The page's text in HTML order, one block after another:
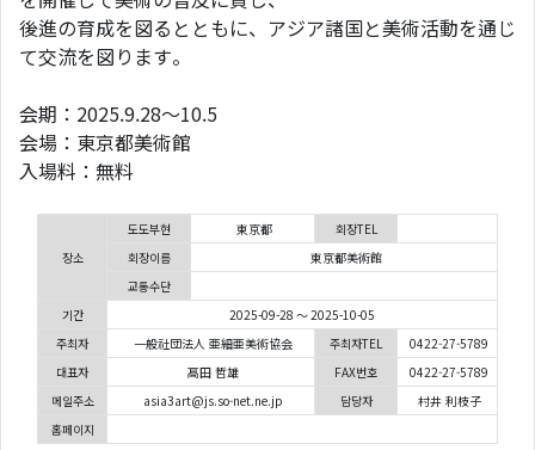
後進の育成を図るとともに、アジア諸国と美術活動を通じ
て交流を図ります。
会期：2025.9.28～10.5
会場：東京都美術館
入場料：無料
장소
도도부현 東京都
회장TEL
회장이름
東京都美術館
교통수단
기간
2025-09-28 ～ 2025-10-05
주최자
一般社団法人 亜細亜美術協会 주최자TEL
0422-27-5789
대표자
髙田 哲雄 FAX번호
0422-27-5789
메일주소
asia3art@js.so-net.ne.jp 담당자
村井 利枝子
홈페이지